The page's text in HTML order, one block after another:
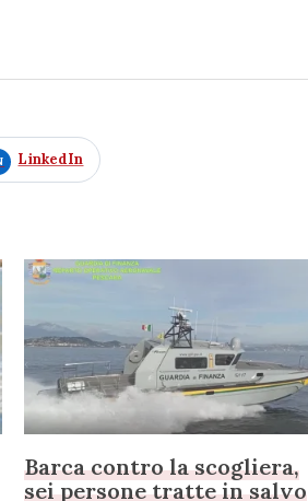
LinkedIn
Barca contro la scogliera,
sei persone tratte in salvo